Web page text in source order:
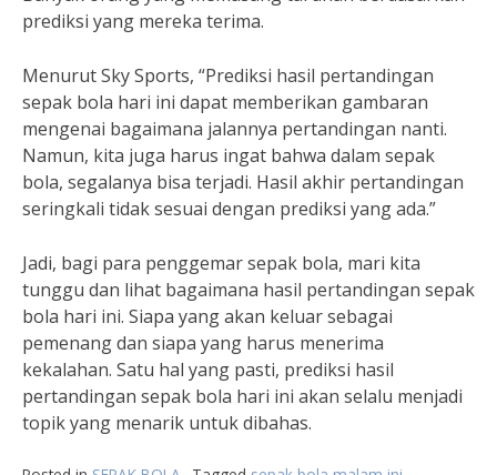
prediksi yang mereka terima.
Menurut Sky Sports, “Prediksi hasil pertandingan
sepak bola hari ini dapat memberikan gambaran
mengenai bagaimana jalannya pertandingan nanti.
Namun, kita juga harus ingat bahwa dalam sepak
bola, segalanya bisa terjadi. Hasil akhir pertandingan
seringkali tidak sesuai dengan prediksi yang ada.”
Jadi, bagi para penggemar sepak bola, mari kita
tunggu dan lihat bagaimana hasil pertandingan sepak
bola hari ini. Siapa yang akan keluar sebagai
pemenang dan siapa yang harus menerima
kekalahan. Satu hal yang pasti, prediksi hasil
pertandingan sepak bola hari ini akan selalu menjadi
topik yang menarik untuk dibahas.